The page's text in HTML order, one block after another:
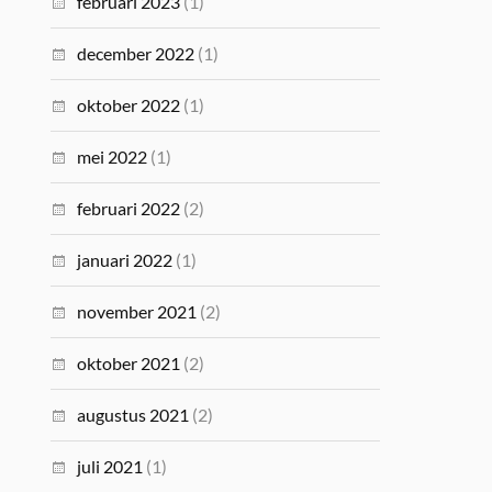
december 2022 (1)
oktober 2022 (1)
mei 2022 (1)
februari 2022 (2)
januari 2022 (1)
november 2021 (2)
oktober 2021 (2)
augustus 2021 (2)
juli 2021 (1)